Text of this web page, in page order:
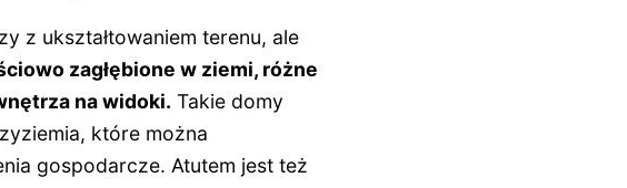
z ukształtowaniem terenu, ale
zagłębione w ziemi, różne
na widoki. Takie domy
które można
gospodarcze. Atutem jest też